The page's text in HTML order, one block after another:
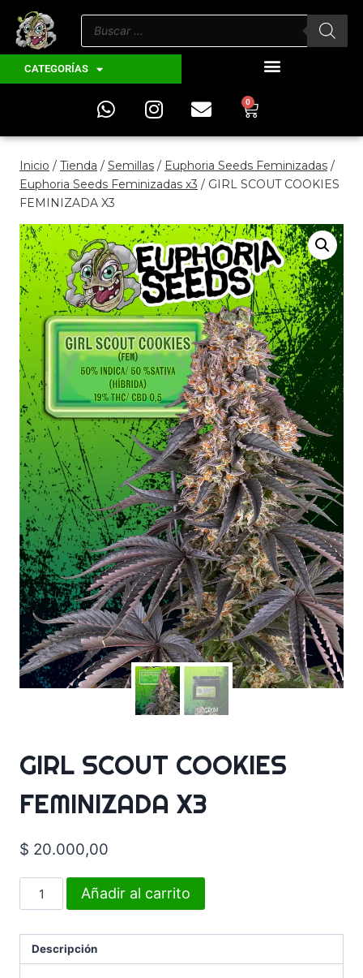
CATEGORÍAS
0
Inicio / Tienda / Semillas / Euphoria Seeds Feminizadas /
Euphoria Seeds Feminizadas x3 / GIRL SCOUT COOKIES
FEMINIZADA X3
GIRL SCOUT COOKIES
FEMINIZADA X3
$ 20.000,00
Añadir al carrito
Descripción